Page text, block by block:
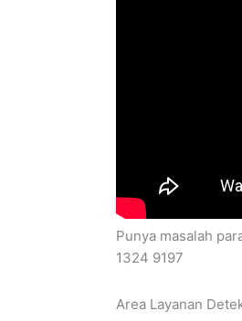
Punya masalah
1324 9197
Area Layanan